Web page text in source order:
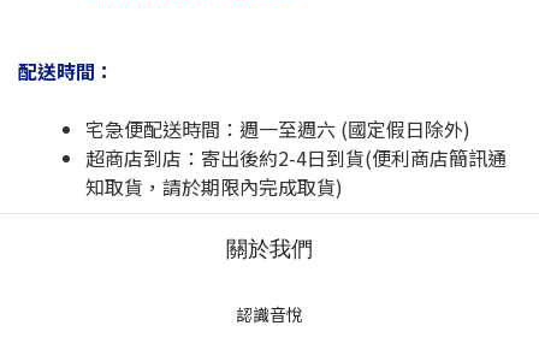
配送時間：
宅急便配送時間：週一至週六 (國定假日除外)
超商店到店：寄出後約2-4日到貨(便利商店簡訊通
知取貨，請於期限內完成取貨)
關於我們
認識音悅